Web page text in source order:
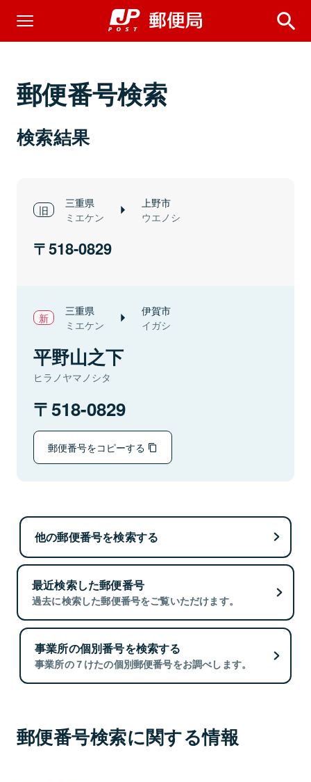
郵便番号検索
検索結果
三重県
ミエケン
上野市
ウエノシ
518-0829
三重県
ミエケン
伊賀市
イガシ
平野山之下
ヒラノヤマノシタ
518-0829
郵便番号をコピーする
他の郵便番号を検索する
最近検索した郵便番号
過去に検索した郵便番号をご覧いただけます。
事業所の個別番号を検索する
事業所の７けたの個別郵便番号をお調べします。
郵便番号検索に関する情報